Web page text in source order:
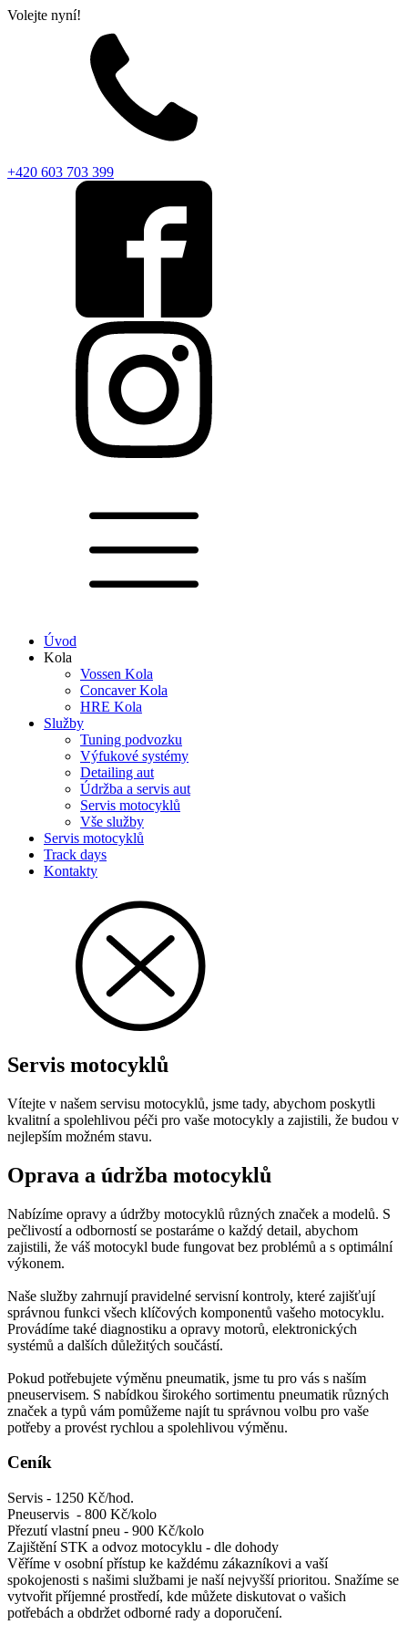
Volejte nyní!
+420 603 703 399
Úvod
Kola
Vossen Kola
Concaver Kola
HRE Kola
Služby
Tuning podvozku
Výfukové systémy
Detailing aut
Údržba a servis aut
Servis motocyklů
Vše služby
Servis motocyklů
Track days
Kontakty
Servis motocyklů
Vítejte v našem servisu motocyklů, jsme tady, abychom poskytli
kvalitní a spolehlivou péči pro vaše motocykly a zajistili, že budou v
nejlepším možném stavu.
Oprava a údržba motocyklů
Nabízíme opravy a údržby motocyklů různých značek a modelů. S
pečlivostí a odborností se postaráme o každý detail, abychom
zajistili, že váš motocykl bude fungovat bez problémů a s optimální
výkonem.
Naše služby zahrnují pravidelné servisní kontroly, které zajišťují
správnou funkci všech klíčových komponentů vašeho motocyklu.
Provádíme také diagnostiku a opravy motorů, elektronických
systémů a dalších důležitých součástí.
Pokud potřebujete výměnu pneumatik, jsme tu pro vás s naším
pneuservisem. S nabídkou širokého sortimentu pneumatik různých
značek a typů vám pomůžeme najít tu správnou volbu pro vaše
potřeby a provést rychlou a spolehlivou výměnu.
Ceník
Servis - 1250 Kč/hod.
Pneuservis - 800 Kč/kolo
Přezutí vlastní pneu - 900 Kč/kolo
Zajištění STK a odvoz motocyklu - dle dohody
Věříme v osobní přístup ke každému zákazníkovi a vaší
spokojenosti s našimi službami je naší nejvyšší prioritou. Snažíme se
vytvořit příjemné prostředí, kde můžete diskutovat o vašich
potřebách a obdržet odborné rady a doporučení.